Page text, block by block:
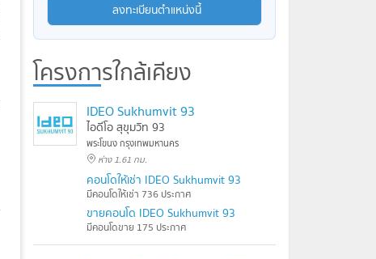
ลงทะเบียนตำแหน่งนี้
โครงการใกล้เคียง
IDEO Sukhumvit 93
ไอดีโอ สุขุมวิท 93
พระโขนง กรุงเทพมหานคร
ห่าง 1.61 กม.
คอนโดให้เช่า IDEO Sukhumvit 93
มีคอนโดให้เช่า 736 ประกาศ
ขายคอนโด IDEO Sukhumvit 93
มีคอนโดขาย 175 ประกาศ